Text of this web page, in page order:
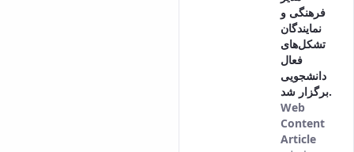
فرهنگی و
نمایندگان
تشکل‌های
فعال
دانشجویی
برگزار شد.
Web
Content
Article